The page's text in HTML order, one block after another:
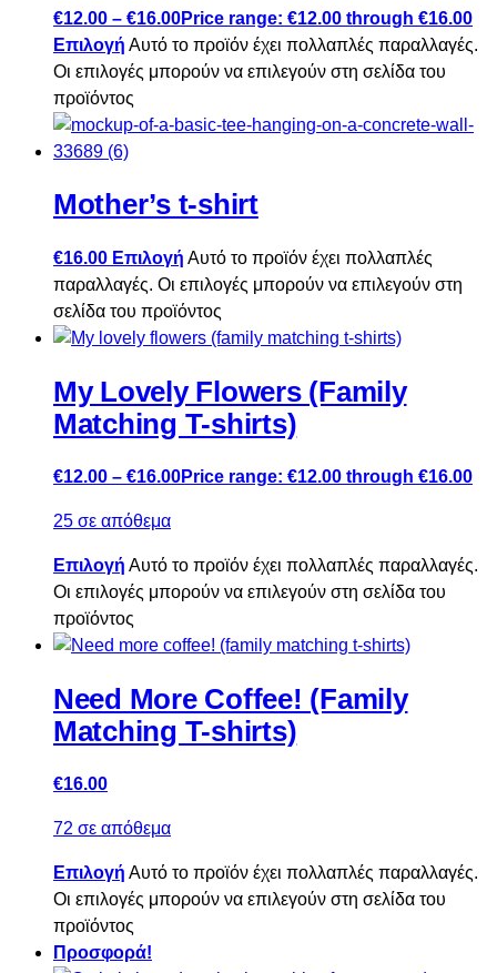
€12.00 – €16.00Price range: €12.00 through €16.00
Επιλογή Αυτό το προϊόν έχει πολλαπλές παραλλαγές.
Οι επιλογές μπορούν να επιλεγούν στη σελίδα του
προϊόντος
Mother’s t-shirt
€16.00 Επιλογή Αυτό το προϊόν έχει πολλαπλές
παραλλαγές. Οι επιλογές μπορούν να επιλεγούν στη
σελίδα του προϊόντος
My Lovely Flowers (Family
Matching T-shirts)
€12.00 – €16.00Price range: €12.00 through €16.00
25 σε απόθεμα
Επιλογή Αυτό το προϊόν έχει πολλαπλές παραλλαγές.
Οι επιλογές μπορούν να επιλεγούν στη σελίδα του
προϊόντος
Need More Coffee! (Family
Matching T-shirts)
€16.00
72 σε απόθεμα
Επιλογή Αυτό το προϊόν έχει πολλαπλές παραλλαγές.
Οι επιλογές μπορούν να επιλεγούν στη σελίδα του
προϊόντος
Προσφορά!